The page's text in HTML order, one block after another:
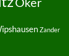
Zander